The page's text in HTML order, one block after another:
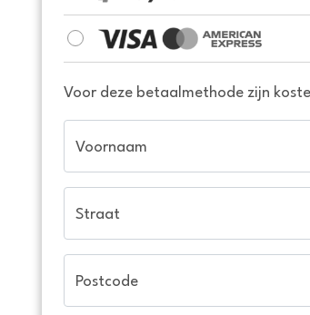
Voor deze betaalmethode zijn
Voornaam
Straat
Postcode